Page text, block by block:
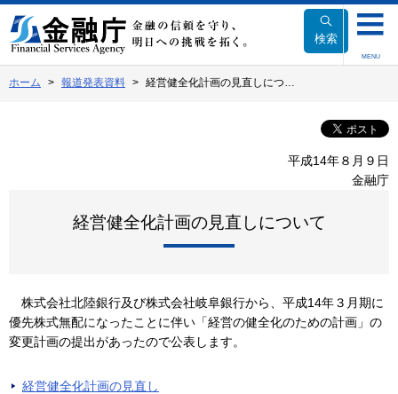
文
へ
動
検索
MENU
ホーム 報道発表資料 経営健全化計画の見直しにつ…
平成14年８月９日
金融庁
経営健全化計画の見直しについて
株式会社北陸銀行及び株式会社岐阜銀行から、平成14年３月期に
優先株式無配になったことに伴い「経営の健全化のための計画」の
変更計画の提出があったので公表します。
経営健全化計画の見直し